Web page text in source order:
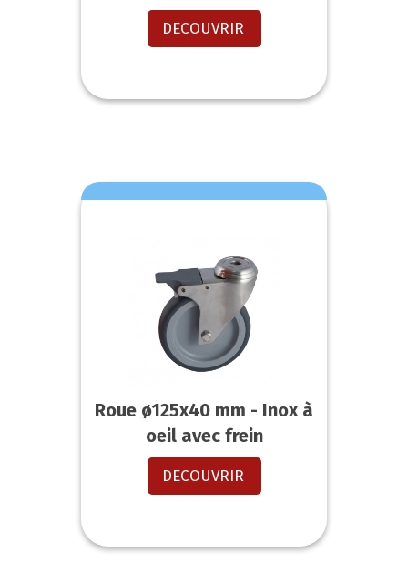
DECOUVRIR
Roue ø125x40 mm - Inox à
oeil avec frein
DECOUVRIR